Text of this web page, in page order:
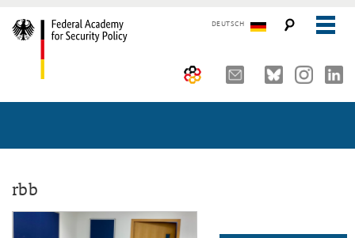
DEUTSCH
Advisory Board
Organisation
The Association of Friends
Seminars, Conferences and Events
Security Policy Course for Senior Officials
Core Course on Security Policy
Working Papers
rbb
rbbinforadio_teaser.png